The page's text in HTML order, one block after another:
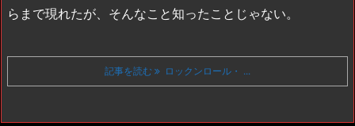
らまで現れたが、そんなこと知ったことじゃない。
記事を読む ロックンロール・ ...